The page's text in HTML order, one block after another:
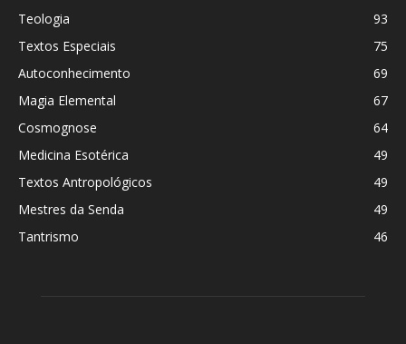
Teologia
93
Textos Especiais
75
Autoconhecimento
69
Magia Elemental
67
Cosmognose
64
Medicina Esotérica
49
Textos Antropológicos
49
Mestres da Senda
49
Tantrismo
46